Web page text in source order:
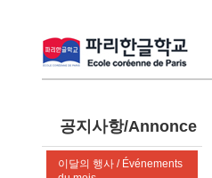
공지사항/Annonce
이달의 행사 / Événements